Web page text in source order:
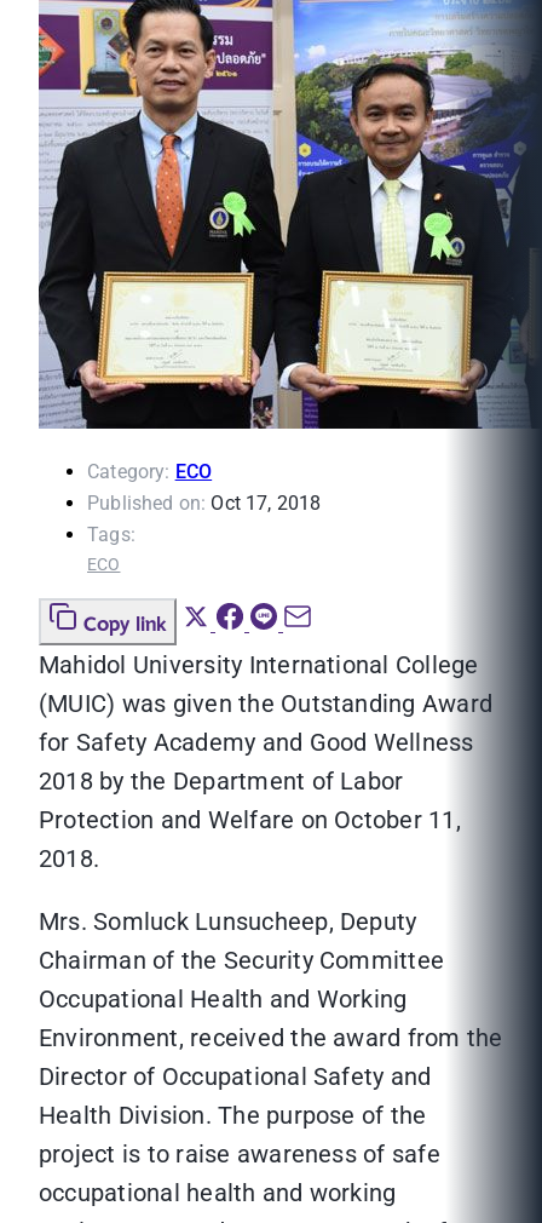
Category: ECO
Published on: Oct 17, 2018
Tags:
ECO
Copy link
Mahidol University International College
(MUIC) was given the Outstanding Award
for Safety Academy and Good Wellness
2018 by the Department of Labor
Protection and Welfare on October 11,
2018.
Mrs. Somluck Lunsucheep, Deputy
Chairman of the Security Committee
Occupational Health and Working
Environment, received the award from the
Director of Occupational Safety and
Health Division. The purpose of the
project is to raise awareness of safe
occupational health and working